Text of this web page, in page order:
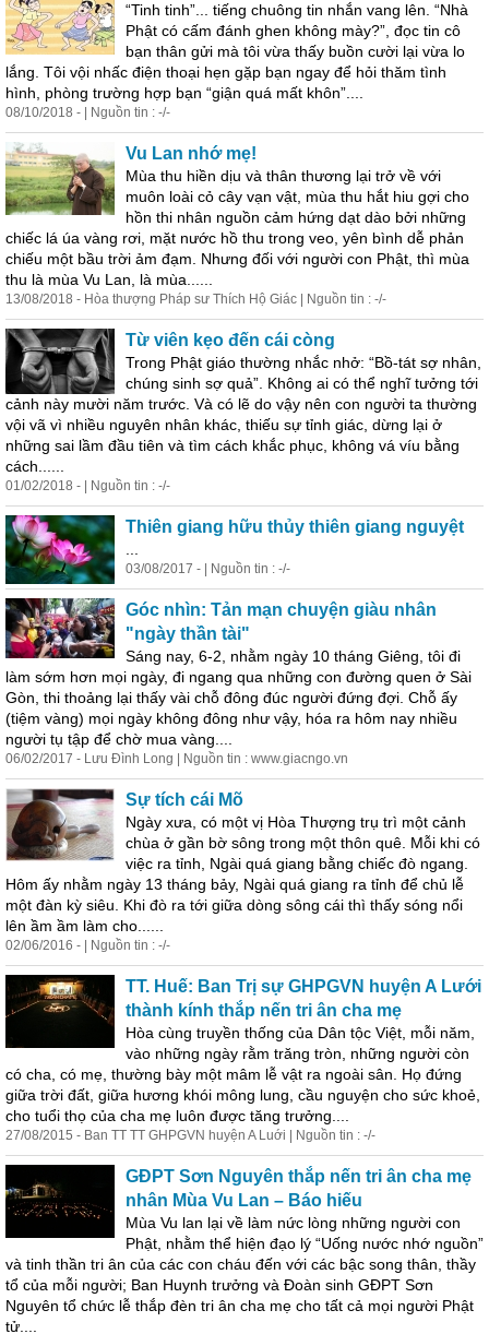
“Tinh tinh”... tiếng chuông tin nhắn vang lên. “Nhà
Phật có cấm đánh ghen không mày?”, đọc tin cô
bạn thân gửi mà tôi vừa thấy buồn cười lại vừa lo
lắng. Tôi vội nhấc điện thoại hẹn gặp bạn ngay để hỏi thăm tình
hình, phòng trường hợp bạn “giận quá mất khôn”....
08/10/2018 - | Nguồn tin : -/-
Vu Lan nhớ mẹ!
Mùa thu hiền dịu và thân thương lại trở về với
muôn loài cỏ cây vạn vật, mùa thu hắt hiu gợi cho
hồn thi nhân nguồn cảm hứng dạt dào bởi những
chiếc lá úa vàng rơi, mặt nước hồ thu trong veo, yên bình dễ phản
chiếu một bầu trời ảm đạm. Nhưng đối với người con Phật, thì mùa
thu là mùa Vu Lan, là mùa......
13/08/2018 - Hòa thượng Pháp sư Thích Hộ Giác | Nguồn tin : -/-
Từ viên kẹo đến cái còng
Trong Phật giáo thường nhắc nhở: “Bồ-tát sợ nhân,
chúng sinh sợ quả”. Không ai có thể nghĩ tưởng tới
cảnh này mười năm trước. Và có lẽ do vậy nên con người ta thường
vội vã vì nhiều nguyên nhân khác, thiếu sự tỉnh giác, dừng lại ở
những sai lầm đầu tiên và tìm cách khắc phục, không vá víu bằng
cách......
01/02/2018 - | Nguồn tin : -/-
Thiên giang hữu thủy thiên giang nguyệt
03/08/2017 - | Nguồn tin : -/-
Góc nhìn: Tản mạn chuyện giàu nhân
"ngày thần tài"
Sáng nay, 6-2, nhằm ngày 10 tháng Giêng, tôi đi
làm sớm hơn mọi ngày, đi ngang qua những con đường quen ở Sài
Gòn, thi thoảng lại thấy vài chỗ đông đúc người đứng đợi. Chỗ ấy
(tiệm vàng) mọi ngày không đông như vậy, hóa ra hôm nay nhiều
người tụ tập để chờ mua vàng....
06/02/2017 - Lưu Đình Long | Nguồn tin : www.giacngo.vn
Sự tích cái Mõ
Ngày xưa, có một vị Hòa Thượng trụ trì một cảnh
chùa ở gần bờ sông trong một thôn quê. Mỗi khi có
việc ra tỉnh, Ngài quá giang bằng chiếc đò ngang.
Hôm ấy nhằm ngày 13 tháng bảy, Ngài quá giang ra tỉnh để chủ lễ
một đàn kỳ siêu. Khi đò ra tới giữa dòng sông cái thì thấy sóng nổi
lên ầm ầm làm cho......
02/06/2016 - | Nguồn tin : -/-
TT. Huế: Ban Trị sự GHPGVN huyện A Lưới
thành kính thắp nến tri ân cha mẹ
Hòa cùng truyền thống của Dân tộc Việt, mỗi năm,
vào những ngày rằm trăng tròn, những người còn
có cha, có mẹ, thường bày một mâm lễ vật ra ngoài sân. Họ đứng
giữa trời đất, giữa hương khói mông lung , cầu nguyện cho sức khoẻ,
cho tuổi thọ của cha mẹ luôn được tăng trưởng....
27/08/2015 - Ban TT TT GHPGVN huyện A Luới | Nguồn tin : -/-
GĐPT Sơn Nguyên thắp nến tri ân cha mẹ
nhân Mùa Vu Lan – Báo hiếu
Mùa Vu lan lại về làm nức lòng những người con
Phật, nhằm thể hiện đạo lý “Uống nước nhớ nguồn”
và tinh thần tri ân của các con cháu đến với các bậc song thân, thầy
tổ của mỗi người; Ban Huynh trưởng và Đoàn sinh GĐPT Sơn
Nguyên tổ chức lễ thắp đèn tri ân cha mẹ cho tất cả mọi người Phật
tử....